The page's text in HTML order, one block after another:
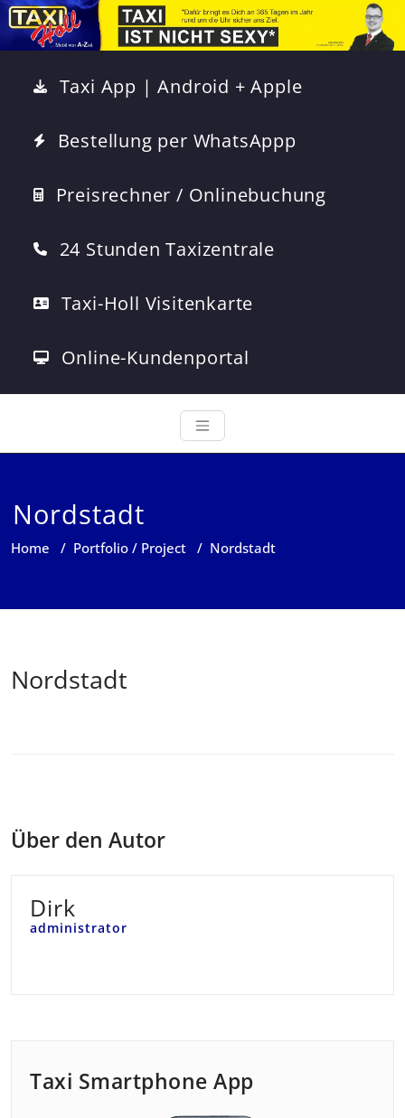
Taxi App | Android + Apple
Bestellung per WhatsAppp
Preisrechner / Onlinebuchung
24 Stunden Taxizentrale
Taxi-Holl Visitenkarte
Online-Kundenportal
Nordstadt
Home / Portfolio / Project / Nordstadt
Nordstadt
Über den Autor
Dirk
administrator
Taxi Smartphone App